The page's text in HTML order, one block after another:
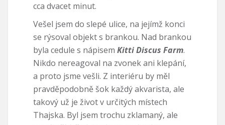
cca dvacet minut.
Vešel jsem do slepé ulice, na jejímž konci
se rýsoval objekt s brankou. Nad brankou
byla cedule s nápisem Kitti Discus Farm.
Nikdo nereagoval na zvonek ani klepání,
a proto jsme vešli. Z interiéru by měl
pravděpodobně šok každý akvarista, ale
takový už je život v určitých místech
Thajska. Byl jsem trochu zklamaný, ale